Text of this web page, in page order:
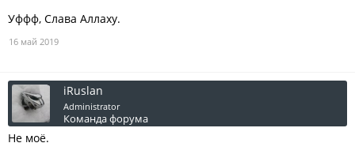
Уффф, Слава Аллаху.
16 май 2019
iRuslan
Administrator
Команда форума
Не моё.